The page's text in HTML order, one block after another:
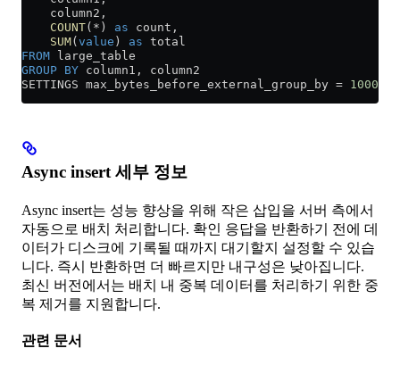
    column2,
    COUNT
( * ) as count,
    SUM
( value ) as total
FROM large_table
GROUP BY column1, column2
SETTINGS max_bytes_before_external_group_by =
Async insert 세부 정보
Async insert는 성능 향상을 위해 작은 삽입을 서버 측에서
자동으로 배치 처리합니다. 확인 응답을 반환하기 전에 데
이터가 디스크에 기록될 때까지 대기할지 설정할 수 있습
니다. 즉시 반환하면 더 빠르지만 내구성은 낮아집니다.
최신 버전에서는 배치 내 중복 데이터를 처리하기 위한 중
복 제거를 지원합니다.
관련 문서